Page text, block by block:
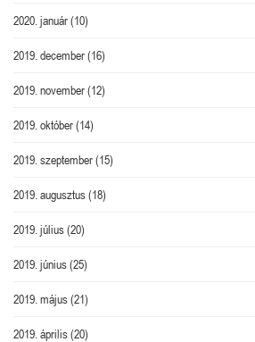
2020. január(10)
2019. december(16)
2019. november(12)
2019. október(14)
2019. szeptember(15)
2019. augusztus(18)
2019. július(20)
2019. június(25)
2019. május(21)
2019. április(20)